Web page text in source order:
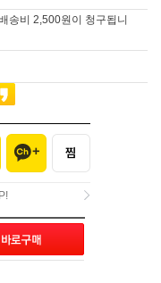
송비 2,500원이 청구됩니